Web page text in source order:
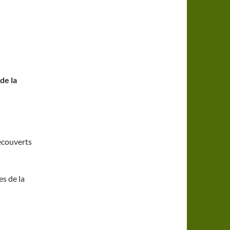
la
de la